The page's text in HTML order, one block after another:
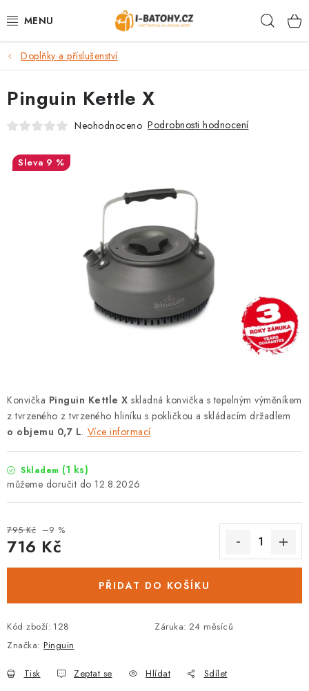
na
VÝPRODEJ %
BATOHY
TAŠKY, KABELKY
CESTOVNÍ ZAVAZADLA
DOPLŇKY A PŘÍSLUŠENSTVÍ
PODLE AKTIVITY
O nás
Blog
Doplňky a příslušenství
Konvička Pinguin Kettle X skladná konvička s tepelným výměníkem
z tvrzeného z tvrzeného hliníku s pokličkou a skládacím držadlem
o objemu 0,7 L. Více informací
Skladem (1 ks)
12.8.2026
795 Kč –9 %
716 Kč
PŘIDAT DO KOŠÍKU
Kód zboží: 128 Záruka: 24 měsíců
Značka: Pinguin
Tisk Zeptat se Hlídat Sdílet
Pinguin Kettle X
Neohodnoceno Podrobnosti hodnocení
9 %